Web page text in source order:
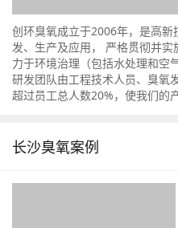
创环臭氧成立于2006年，是高
发、生产及应用， 严格贯彻并
力于环境治理（包括水处理和空
研发团队由工程技术人员、臭氧
超过员工总人数20%，使我们的
长沙臭氧案例